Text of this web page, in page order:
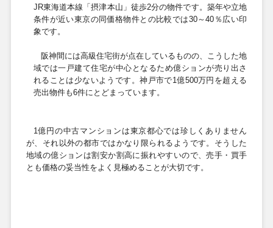
JR東海道本線「摂津本山」徒歩2分の物件です。築年や立地
条件が近い東京の同価格物件との比較では30～40 ％広い印
象です。
阪神間には高級住宅街が点在しているものの、こうした地
域では一戸建て住宅が中心となるため億ションが売り出さ
れることは少ないようです。神戸市で1億500万円を超える
売出物件も6件にとどまっています。
1 億円の中古マンションは東京都心では珍しくありません
が、それ以外の都市ではかなり限られるようです。そうした
地域の億ションは割安か割高に振れやすいので、売手・買手
とも価格の妥当性をよく見極めることが大切です。